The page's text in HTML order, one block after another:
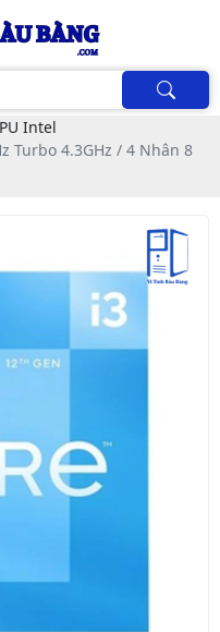
Intel
Turbo 4.3GHz / 4 Nhân 8